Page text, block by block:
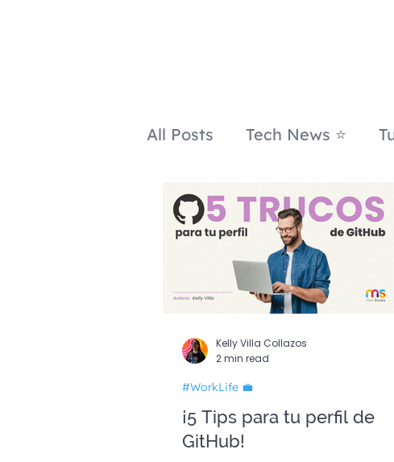
All Posts Tech News ⭐
Guías Dev 🚀 Edición
¡5 Tips para tu perfil de
GitHub!
#WorkLife 💼
Kelly Villa Collazos
2 min read